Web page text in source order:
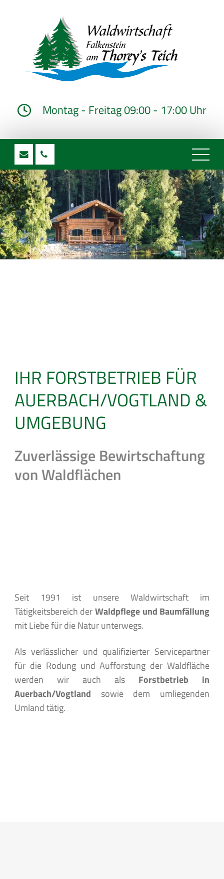
Montag - Freitag 09:00 - 17:00 Uhr
IHR FORSTBETRIEB FÜR
AUERBACH/VOGTLAND &
UMGEBUNG
Zuverlässige Bewirtschaftung
von Waldflächen
Seit 1991 ist unsere Waldwirtschaft im
Tätigkeitsbereich derWaldpflege und Baumfällung
mit Liebe für die Natur unterwegs.
Als verlässlicher und qualifizierter Servicepartner
für die Rodung und Aufforstung der Waldfläche
werden wir auch als Forstbetrieb in
Auerbach/Vogtland sowie dem umliegenden
Umland tätig.